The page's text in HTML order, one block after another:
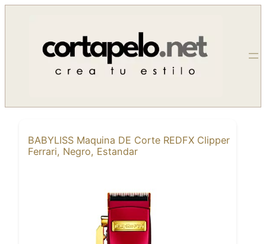
contenido
BABYLISS Maquina DE Corte REDFX Clipper
Ferrari, Negro, Estandar